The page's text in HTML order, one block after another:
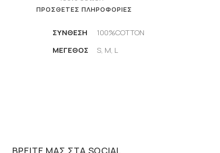
ΠΡΌΣΘΕΤΕΣ ΠΛΗΡΟΦΟΡΊΕΣ
ΣΥΝΘΕΣΗ
100%COTTON
ΜΈΓΕΘΟΣ
S, M, L
ΒΡΕΊΤΕ ΜΑΣ ΣΤΑ SOCIAL